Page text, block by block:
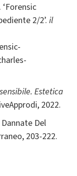
2/2’.il
Estetica
2022.
Dannate Del
203-222.